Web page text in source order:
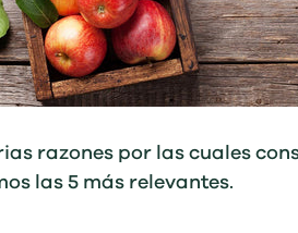
razones por las cuales
las 5 más relevantes.